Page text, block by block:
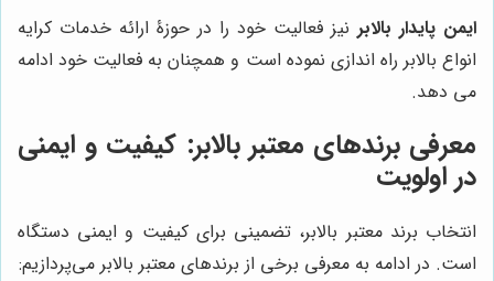
ایمن پایدار بالابر نیز فعالیت خود را در حوزۀ ارائه خدمات کرایه
انواع بالابر راه اندازی نموده است و همچنان به فعالیت خود ادامه
می دهد.
معرفی برندهای معتبر بالابر: کیفیت و ایمنی
در اولویت
انتخاب برند معتبر بالابر، تضمینی برای کیفیت و ایمنی دستگاه
است. در ادامه به معرفی برخی از برندهای معتبر بالابر می‌پردازیم: